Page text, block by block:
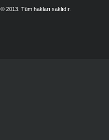
© 2013. Tüm hakları saklıdır.